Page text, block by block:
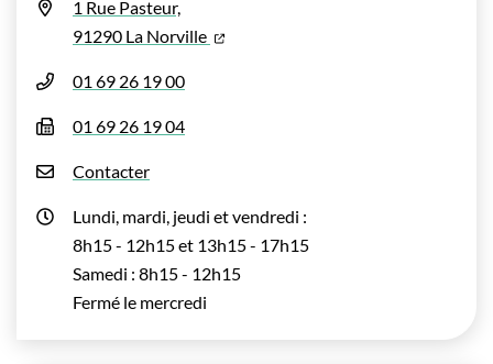
1 Rue Pasteur,
91290 La Norville
(ouverture dans un nouvel onglet)
01 69 26 19 00
01 69 26 19 04
Contacter
Lundi, mardi, jeudi et vendredi :
8h15 - 12h15 et 13h15 - 17h15
Samedi : 8h15 - 12h15
Fermé le mercredi